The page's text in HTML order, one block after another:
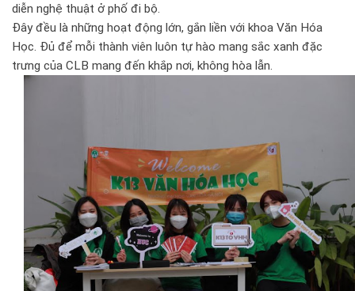
diễn nghệ thuật ở phố đi bộ.
Đây đều là những hoạt động lớn, gắn liền với khoa Văn Hóa
Học. Đủ để mỗi thành viên luôn tự hào mang sắc xanh đặc
trưng của CLB mang đến khắp nơi, không hòa lẫn.